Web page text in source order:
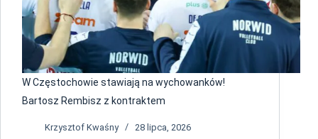
W Częstochowie stawiają na wychowanków!
Bartosz Rembisz z kontraktem
Krzysztof Kwaśny 28 lipca, 2026